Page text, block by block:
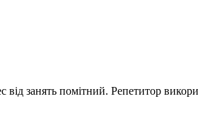
від занять помітний. Репетитор